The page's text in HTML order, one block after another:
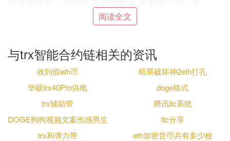
三、波场币的特点与优势
特点和优势：
1️⃣ 去中心化：TRX采用区块链技术，实现了去中心
化的交易和管理，保证了交易的安全性和匿名性。🔒
2️⃣ 高性能交易：TRX拥有独特的架构设计和优化算
法，能够实现高吞吐量的交易性能，为用户提供更快
阅读全文
与trx智能合约链相关的资讯
收到假eth币
暗黑破坏神2eth打孔
华硕trx40Pro供电
doge格式
trx辅助带
腾讯ltc系统
DOGE狗狗视频文案伤感男生
ltc分享
trx和弹力带
eth加密货币共有多少枚